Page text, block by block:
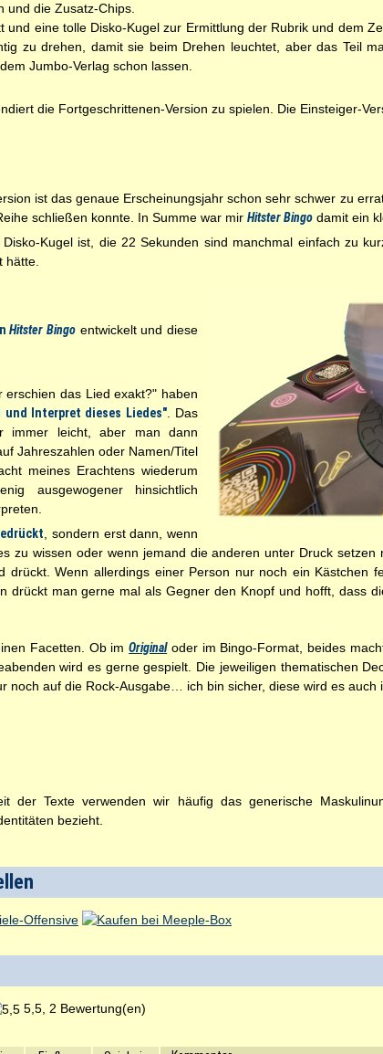
und die Zusatz-Chips.
und eine tolle Disko-Kugel zur Ermittlung der Rubrik und dem
zu drehen, damit sie beim Drehen leuchtet, aber das Teil
Jumbo-Verlag schon lassen.
die Fortgeschrittenen-Version zu spielen. Die Einsteiger-
ist das genaue Erscheinungsjahr schon sehr schwer zu
schließen konnte. In Summe war mir Hitster Bingo damit ein
Kugel ist, die 22 Sekunden sind manchmal einfach zu
hätte.
Hitster Bingoentwickelt und diese
erschien das Lied exakt?" haben
und Interpret dieses Liedes". Das
immer leicht, aber man dann
Jahreszahlen oder Namen/Titel
meines Erachtens wiederum
ausgewogener hinsichtlich
, sondern erst dann, wenn
zu wissen oder wenn jemand die anderen unter Druck
drückt. Wenn allerdings einer Person nur noch ein Kästchen
drückt man gerne mal als Gegner den Knopf und hofft, dass
Facetten. Ob imOriginaloder im Bingo-Format, beides
wird es gerne gespielt. Die jeweiligen thematischen
noch auf die Rock-Ausgabe… ich bin sicher, diese wird es auch
der Texte verwenden wir häufig das generische
bezieht.
5,5, 2 Bewertung(en)